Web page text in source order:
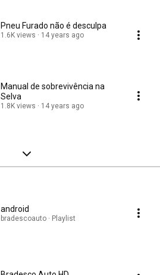
Pneu Furado não é desculpa
1.6K views 14 years ago
Manual de sobrevivência na
Selva
1.8K views 14 years ago
android
bradescoauto · Playlist